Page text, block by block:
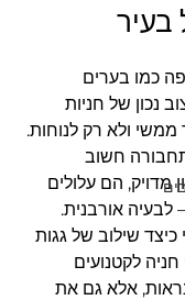
בעיר
כמו בערים
נכון של חניות
ממשי ולא רק לנוחות.
חשוב
מדויק, הם עלולים
לבעיה אורבנית.
שילוב של גגות
לקטנועים
אלא גם את